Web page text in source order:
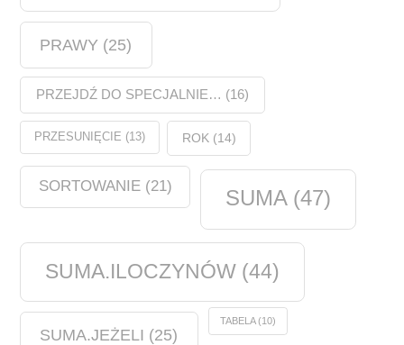
PRAWY (25)
PRZEJDŹ DO SPECJALNIE… (16)
PRZESUNIĘCIE (13) ROK (14)
SORTOWANIE(21) SUMA(47)
SUMA.ILOCZYNÓW (44)
SUMA.JEŻELI (25)
TABELA(10)